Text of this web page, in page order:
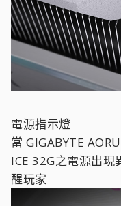
電源指示燈
當 GIGABYTE
ICE 32G之電源出
醒玩家